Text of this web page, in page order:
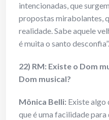
intencionadas, que
propostas mirabolantes,
realidade. Sabe aquele
é muita o santo desconfia”.
22) RM: Existe o Dom
Dom musical?
Mônica Belli: Existe algo
que é uma facilidade